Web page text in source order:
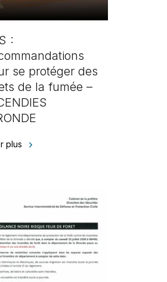
:
se protéger des
de la fumée –
plus